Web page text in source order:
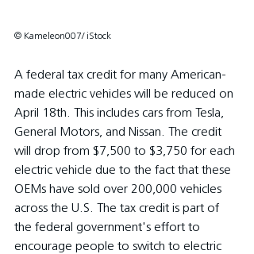
© Kameleon007/ iStock
A federal tax credit for many American-
made electric vehicles will be reduced on
April 18th. This includes cars from Tesla,
General Motors, and Nissan. The credit
will drop from $7,500 to $3,750 for each
electric vehicle due to the fact that these
OEMs have sold over 200,000 vehicles
across the U.S. The tax credit is part of
the federal government's effort to
encourage people to switch to electric